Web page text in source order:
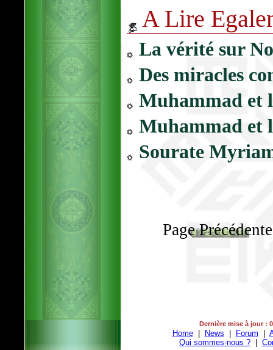
A Lire
La vérité sur
Des miracles
Muhammad et
Muhammad et
Sourate
Page Précédente
Dernière mise à jour :
Home| News Forum
Qui sommes-nous ?